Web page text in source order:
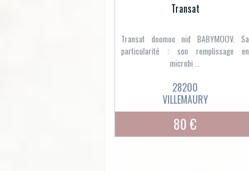
Transat
Transat doomoo nid BABYMOOV. Sa
particularité : son remplissage en
microbi ...
28200
VILLEMAURY
80 €